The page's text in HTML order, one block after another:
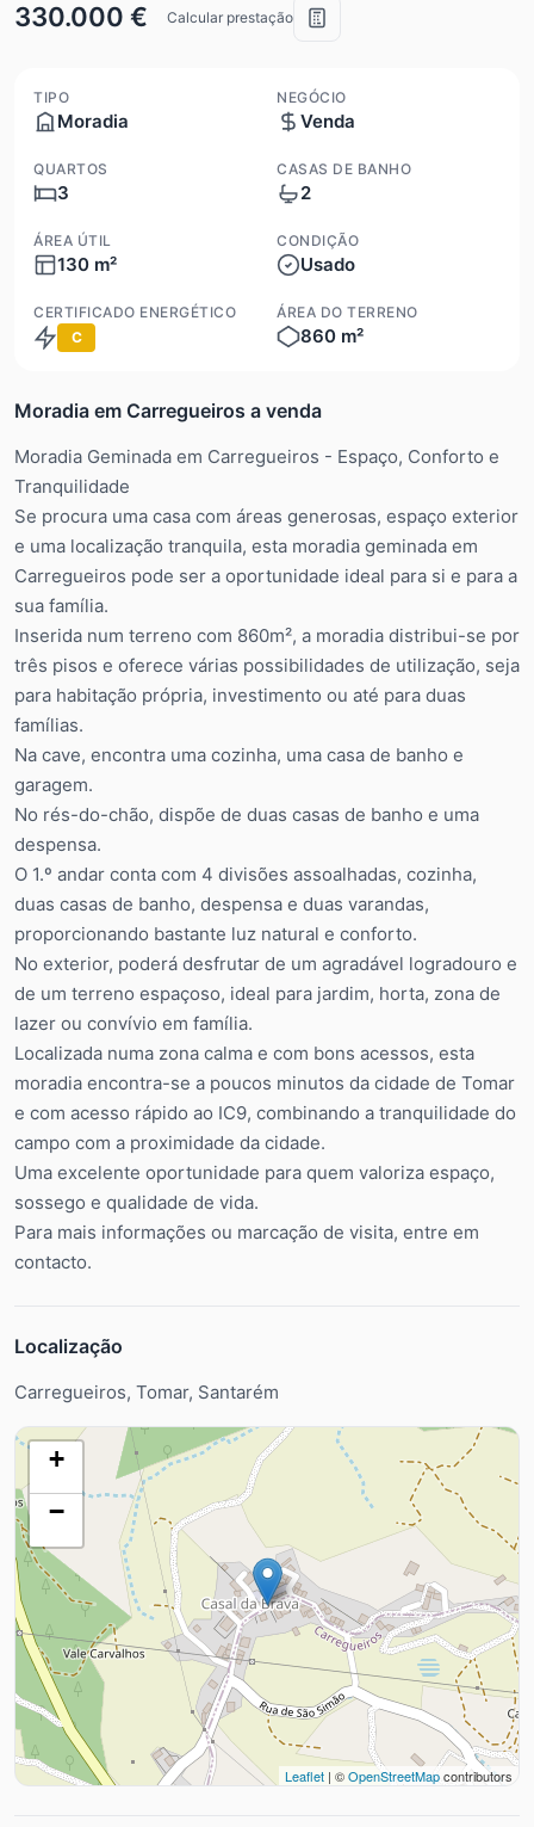
330.000 €
Calcular prestação
TIPO
Moradia
NEGÓCIO
Venda
QUARTOS
3
CASAS DE BANHO
2
ÁREA ÚTIL
130 m²
CONDIÇÃO
Usado
CERTIFICADO ENERGÉTICO
C
ÁREA DO TERRENO
860 m²
Moradia em Carregueiros a venda
Moradia Geminada em Carregueiros - Espaço, Conforto e
Tranquilidade
Se procura uma casa com áreas generosas, espaço exterior
e uma localização tranquila, esta moradia geminada em
Carregueiros pode ser a oportunidade ideal para si e para a
sua família.
Inserida num terreno com 860m², a moradia distribui-se por
três pisos e oferece várias possibilidades de utilização, seja
para habitação própria, investimento ou até para duas
famílias.
Na cave, encontra uma cozinha, uma casa de banho e
garagem.
No rés-do-chão, dispõe de duas casas de banho e uma
despensa.
O 1.º andar conta com 4 divisões assoalhadas, cozinha,
duas casas de banho, despensa e duas varandas,
proporcionando bastante luz natural e conforto.
No exterior, poderá desfrutar de um agradável logradouro e
de um terreno espaçoso, ideal para jardim, horta, zona de
lazer ou convívio em família.
Localizada numa zona calma e com bons acessos, esta
moradia encontra-se a poucos minutos da cidade de Tomar
e com acesso rápido ao IC9, combinando a tranquilidade do
campo com a proximidade da cidade.
Uma excelente oportunidade para quem valoriza espaço,
sossego e qualidade de vida.
Para mais informações ou marcação de visita, entre em
contacto.
Localização
Carregueiros, Tomar, Santarém
+
−
Leaflet | ©OpenStreetMapcontributors